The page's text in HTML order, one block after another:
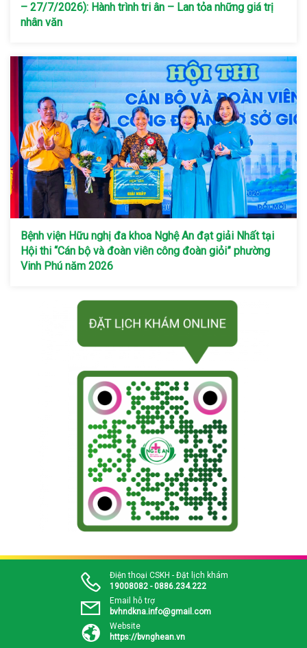
– 27/7/2026): Hành trình tri ân – Lan tỏa những giá trị
nhân văn
Bệnh viện Hữu nghị đa khoa Nghệ An đạt giải Nhất tại
Hội thi “Cán bộ và đoàn viên công đoàn giỏi” phường
Vinh Phú năm 2026
Điện thoại CSKH - Đặt lịch khám
19008082 - 0886.234.222
Email hỗ trợ
bvhndkna.info@gmail.com
Website
https://bvnghean.vn